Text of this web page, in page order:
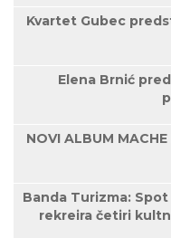
Kvartet Gubec
Elena Brnić
NOVI ALBUM
Banda Turizma:
rekreira četiri